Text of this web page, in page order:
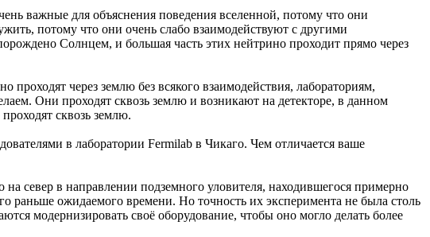
важные для объяснения поведения вселенной, потому что они
потому что они очень слабо взаимодействуют с другими
Солнцем, и большая часть этих нейтрино проходит прямо через
через землю без всякого взаимодействия, лабораториям,
Они проходят сквозь землю и возникают на детекторе, в данном
сквозь землю.
в лаборатории Fermilab в Чикаго. Чем отличается ваше
север в направлении подземного уловителя, находившегося примерно
ожидаемого времени. Но точность их эксперимента не была столь
модернизировать своё оборудование, чтобы оно могло делать более